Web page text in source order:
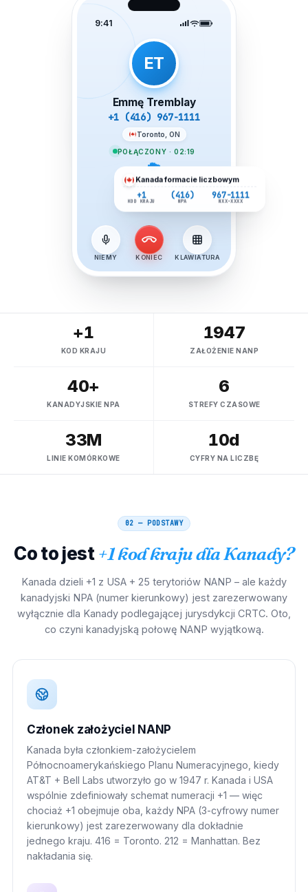
9:41
ET
Emmę Tremblay
+1 (416) 967-1111
Toronto, ON
POŁĄCZONY · 02:19
NIEMY KONIEC KLAWIATURA
Kanadaformacie liczbowym
+1 (416) 967-1111
+1
KOD KRAJU
1947
ZAŁOŻENIE NANP
40+
KANADYJSKIE NPA
6
STREFY CZASOWE
33M
LINIE KOMÓRKOWE
10d
CYFRY NA LICZBĘ
02 — PODSTAWY
Co to jest +1 kod kraju dla Kanady?
Kanada dzieli +1 z USA + 25 terytoriów NANP – ale każdy
kanadyjski NPA (numer kierunkowy) jest zarezerwowany
wyłącznie dla Kanady podlegającej jurysdykcji CRTC. Oto,
co czyni kanadyjską połowę NANP wyjątkową.
Członek założyciel NANP
Kanada była członkiem-założycielem
Północnoamerykańskiego Planu Numeracyjnego, kiedy
AT&T + Bell Labs utworzyło go w 1947 r. Kanada i USA
wspólnie zdefiniowały schemat numeracji +1 — więc
chociaż +1 obejmuje oba, każdy NPA (3-cyfrowy numer
kierunkowy) jest zarezerwowany dla dokładnie
jednego kraju. 416 = Toronto. 212 = Manhattan. Bez
nakładania się.